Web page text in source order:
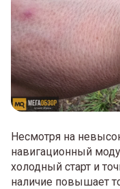
Несмотря на
навигационный
холодный старт и
наличие повышает